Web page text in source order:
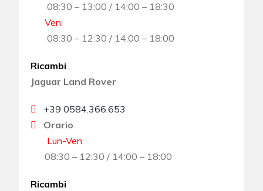
08:30 – 13:00 / 14:00 – 18:30
Ven:
08:30 – 12:30 / 14:00 – 18:00
Ricambi
Jaguar Land Rover
+39 0584.366.653
Orario
Lun-Ven:
08:30 – 12:30 / 14:00 – 18:00
Ricambi